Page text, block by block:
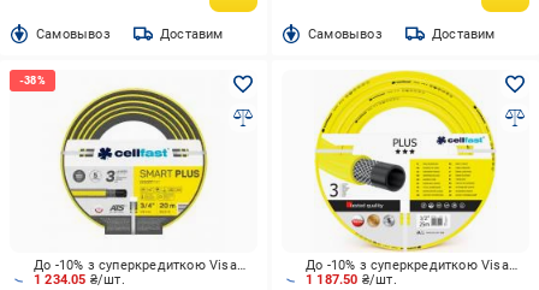
Cамовывоз Доставим Cамовывоз Доставим
1 234.05 ₴/шт.
До -10% з суперкредиткою Visa Вигода
1 187.50 ₴/шт.
До -10% з суперкредиткою Visa Вигода